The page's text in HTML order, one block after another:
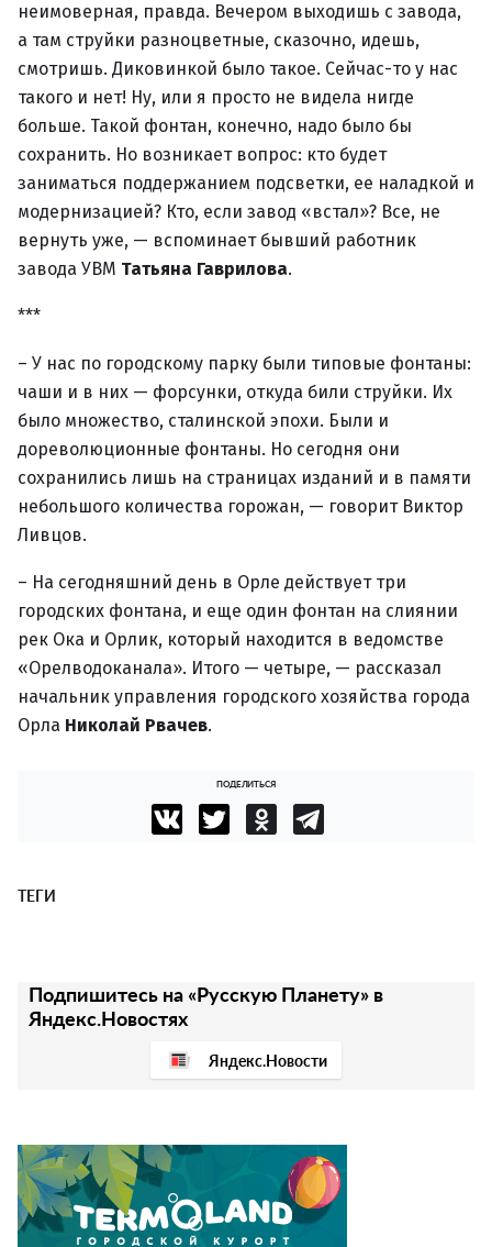
неимоверная, правда. Вечером выходишь с завода,
а там струйки разноцветные, сказочно, идешь,
смотришь. Диковинкой было такое. Сейчас-то у нас
такого и нет! Ну, или я просто не видела нигде
больше. Такой фонтан, конечно, надо было бы
сохранить. Но возникает вопрос: кто будет
заниматься поддержанием подсветки, ее наладкой и
модернизацией? Кто, если завод «встал»? Все, не
вернуть уже, — вспоминает бывший работник
завода УВМ Татьяна Гаврилова.
***
– У нас по городскому парку были типовые фонтаны:
чаши и в них — форсунки, откуда били струйки. Их
было множество, сталинской эпохи. Были и
дореволюционные фонтаны. Но сегодня они
сохранились лишь на страницах изданий и в памяти
небольшого количества горожан, — говорит Виктор
Ливцов.
– На сегодняшний день в Орле действует три
городских фонтана, и еще один фонтан на слиянии
рек Ока и Орлик, который находится в ведомстве
«Орелводоканала». Итого — четыре, — рассказал
начальник управления городского хозяйства города
Орла Николай Рвачев.
ПОДЕЛИТЬСЯ
ТЕГИ
Подпишитесь на «Русскую Планету» в
Яндекс.Новостях
Яндекс.Новости